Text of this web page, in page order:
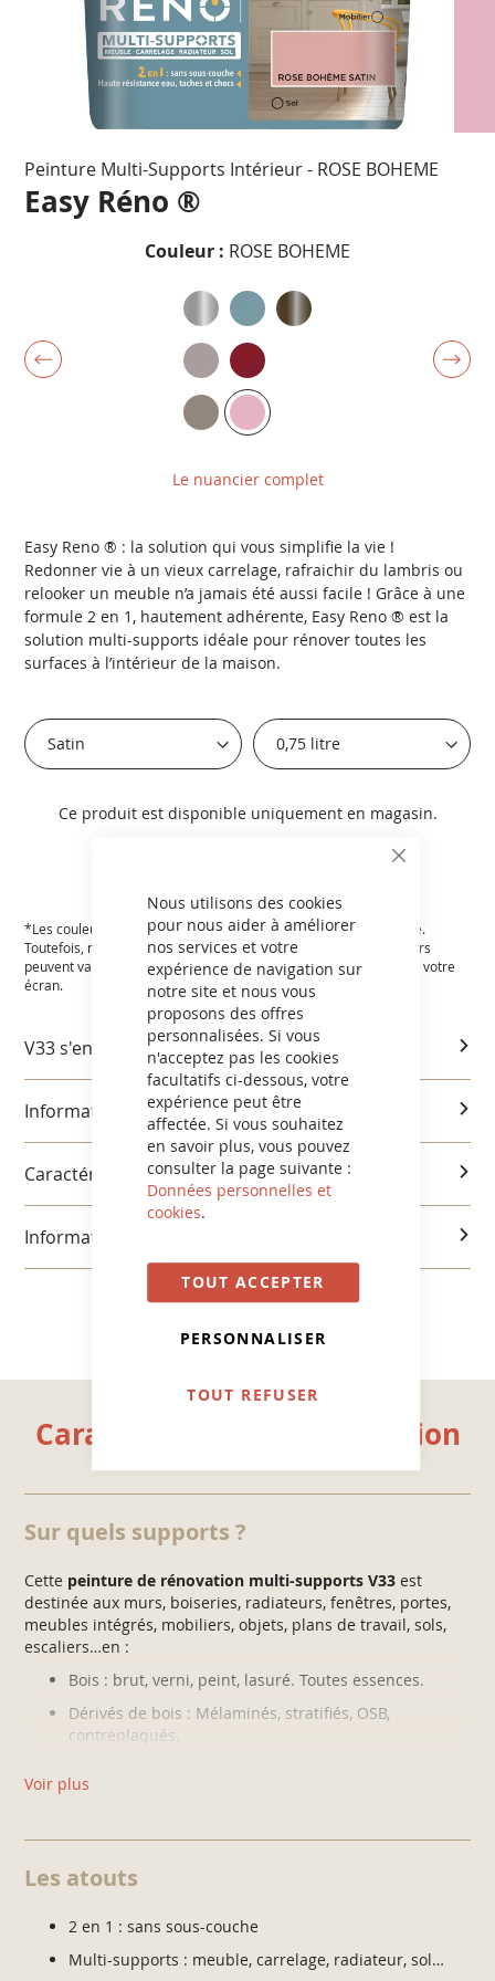
CLOSE
Nous utilisons des cookies
pour nous aider à améliorer
nos services et votre
expérience de navigation sur
notre site et nous vous
proposons des offres
personnalisées. Si vous
n'acceptez pas les cookies
facultatifs ci-dessous, votre
expérience peut être
affectée. Si vous souhaitez
en savoir plus, vous pouvez
consulter la page suivante :
Données personnelles et
cookies.
TOUT ACCEPTER
PERSONNALISER
TOUT REFUSER
début
Peinture Multi-Supports Intérieur - ROSE BOHEME
Easy Réno ®
Couleur : ROSE BOHEME
Le nuancier complet
Easy Reno ® : la solution qui vous simplifie la vie !
Redonner vie à un vieux carrelage, rafraichir du lambris ou
relooker un meuble n’a jamais été aussi facile ! Grâce à une
formule 2 en 1, hautement adhérente, Easy Reno ® est la
solution multi-supports idéale pour rénover toutes les
surfaces à l’intérieur de la maison.
Ce produit est disponible uniquement en magasin.
*Les couleurs affichées sur le site sont aussi fidèles que possible.
Toutefois, nous ne pouvons garantir un résultat exact, les couleurs
peuvent varier en fonction des paramètres et de la résolution de votre
écran.
V33 s'engage
Informations produits
Caractéristiques et utilisation
Informations réglementaires
Caractéristiques et utilisation
Sur quels supports ?
Cette peinture de rénovation multi-supports V33 est
destinée aux murs, boiseries, radiateurs, fenêtres, portes,
meubles intégrés, mobiliers, objets, plans de travail, sols,
escaliers…en :
Bois : brut, verni, peint, lasuré. Toutes essences.
Dérivés de bois : Mélaminés, stratifiés, OSB,
contreplaqués.
maison.
Voir plus
Les atouts
2 en 1 : sans sous-couche
Multi-supports : meuble, carrelage, radiateur, sol…